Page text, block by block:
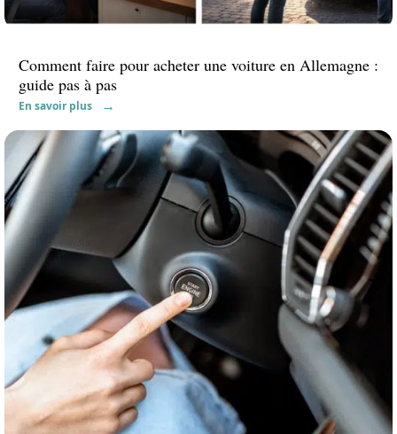
Comment faire pour acheter une voiture en Allemagne :
guide pas à pas
En savoir plus